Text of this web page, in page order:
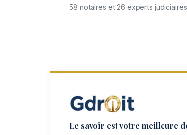
58 notaires et 26 experts
Le savoir est votre meilleure